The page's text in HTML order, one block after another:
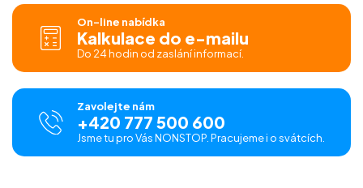
On-line nabídka
Kalkulace do e-mailu
Do 24 hodin od zaslání informací.
Zavolejte nám
+420 777 500 600
Jsme tu pro Vás NONSTOP. Pracujeme i o svátcích.